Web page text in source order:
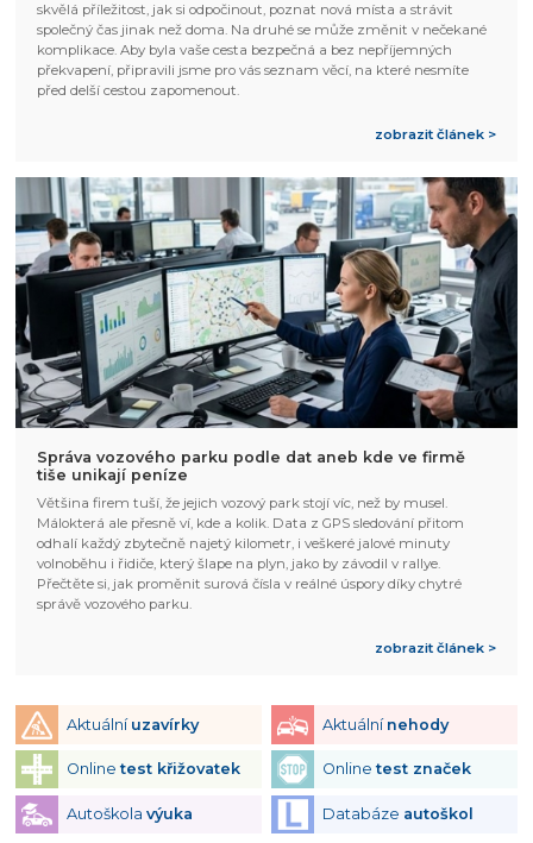
skvělá příležitost, jak si odpočinout, poznat nová místa a strávit
společný čas jinak než doma. Na druhé se může změnit v nečekané
komplikace. Aby byla vaše cesta bezpečná a bez nepříjemných
překvapení, připravili jsme pro vás seznam věcí, na které nesmíte
před delší cestou zapomenout.
zobrazit článek >
Správa vozového parku podle dat aneb kde ve firmě
tiše unikají peníze
Většina firem tuší, že jejich vozový park stojí víc, než by musel.
Málokterá ale přesně ví, kde a kolik. Data z GPS sledování přitom
odhalí každý zbytečně najetý kilometr, i veškeré jalové minuty
volnoběhu i řidiče, který šlape na plyn, jako by závodil v rallye.
Přečtěte si, jak proměnit surová čísla v reálné úspory díky chytré
správě vozového parku.
zobrazit článek >
Aktuální uzavírky Aktuální nehody
Onlinetest křižovatek Onlinetest značek
Autoškola výuka Databáze autoškol